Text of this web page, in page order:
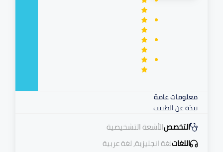
معلومات عامة
نبذة عن الطبيب
التخصصالأشعة التشخيصية
اللغاتلغة انجليزية, لغة عربية